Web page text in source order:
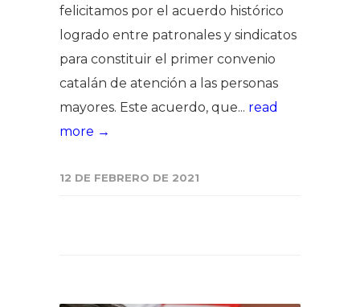
felicitamos por el acuerdo histórico
logrado entre patronales y sindicatos
para constituir el primer convenio
catalán de atención a las personas
mayores. Este acuerdo, que... read
more →
12 DE FEBRERO DE 2021